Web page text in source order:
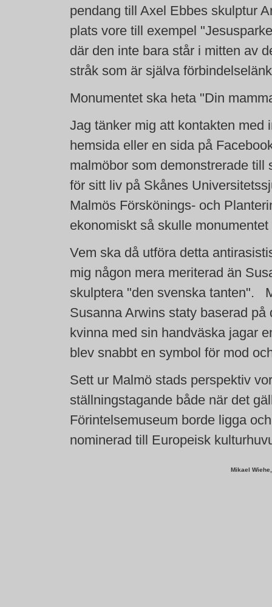
pendang till Axel Ebbes skulptur
plats vore till exempel
där den inte bara står i mitten av
stråk som är själva
Monumentet ska heta "Din
Jag tänker mig att kontakten med
hemsida eller en sida på
malmöbor som demonstrerade
för sitt liv på Skånes
Malmös Förskönings- och
ekonomiskt så skulle
Vem ska då utföra detta
mig någon mera meriterad än
skulptera "den svenska tanten".
Susanna Arwins staty baserad
kvinna med sin handväska jagar
blev snabbt en symbol för mod
Sett ur Malmö stads perspektiv
ställningstagande både när det
Förintelsemuseum borde ligga
nominerad till Europeisk
Mikael